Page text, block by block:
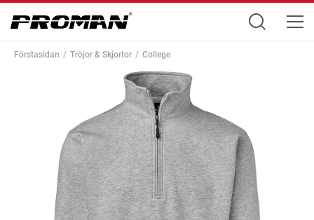
Förstasidan Tröjor & Skjortor College